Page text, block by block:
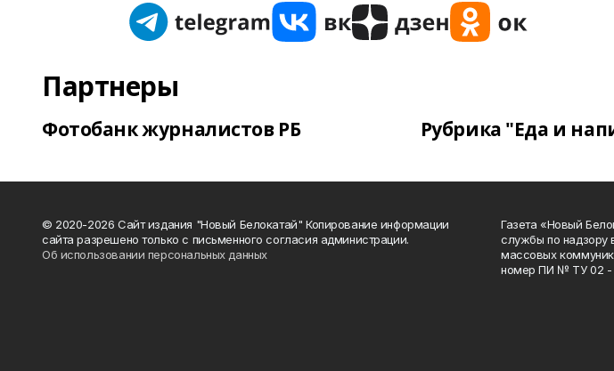
Партнеры
Фотобанк журналистов РБ Рубрика "Еда и
© 2020-2026 Сайт издания "Новый Белокатай" Копирование информации
сайта разрешено только с письменного согласия администрации.
Об использовании персональных данных
Газета «Новый
службы по надзору
массовых
номер ПИ № ТУ 02 -